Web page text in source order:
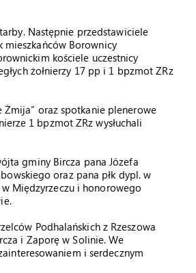
Następnie przedstawiciele
Borownicy
kościele uczestnicy
żołnierzy 17 pp i 1 bpzmot ZRz
Żmija” oraz spotkanie plenerowe
1 bpzmot ZRz wysłuchali
gminy Bircza pana Józefa
oraz pana płk dypl. w
Międzyrzeczu i honorowego
Podhalańskich z Rzeszowa
i Zaporę w Solinie. We
i serdecznym